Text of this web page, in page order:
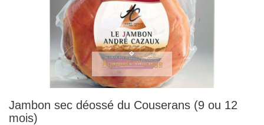
Agrandir l'image
Jambon sec déossé du Couserans (9 ou 12
mois)